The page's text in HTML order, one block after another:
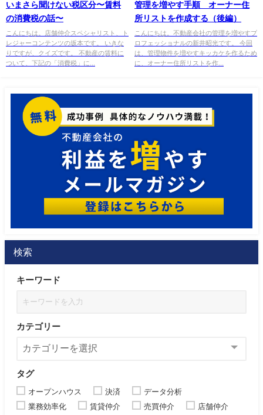
いまさら聞けない税区分〜賃料
の消費税の話〜
こんにちは。店舗仲介スペシャリスト、ト
レジャーコンテンツの坂本です。 いきな
りですが、クイズです。 不動産の賃料に
ついて、下記の「消費税」に...
管理を増やす手順 オーナー住
所リストを作成する（後編）
こんにちは。不動産会社の管理を増やすプ
ロフェッショナルの新井昭光です。 今回
は、管理物件を増やすキッカケを作るため
に、オーナー住所リストを作...
検索
キーワード
カテゴリー
タグ
オープンハウス 決済
データ分析
業務効率化
賃貸仲介 売買仲介
店舗仲介